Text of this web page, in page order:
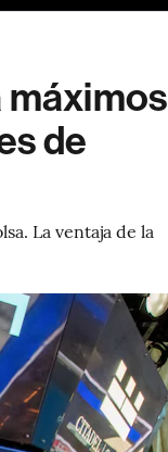
máximos
de
La ventaja de la